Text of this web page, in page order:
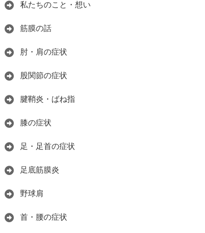
私たちのこと・想い
筋膜の話
肘・肩の症状
股関節の症状
腱鞘炎・ばね指
膝の症状
足・足首の症状
足底筋膜炎
野球肩
首・腰の症状